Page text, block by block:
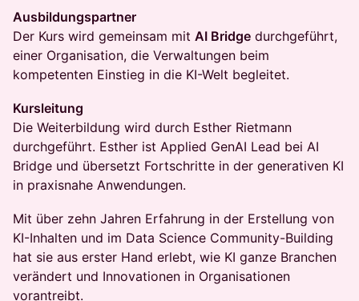
Ausbildungspartner
Der Kurs wird gemeinsam mit AI Bridge durchgeführt,
einer Organisation, die Verwaltungen beim
kompetenten Einstieg in die KI-Welt begleitet.
Kursleitung
​​Die Weiterbildung wird durch Esther Rietmann
durchgeführt. Esther ist Applied GenAI Lead bei AI
Bridge und übersetzt Fortschritte in der generativen KI
in praxisnahe Anwendungen.
Mit über zehn Jahren Erfahrung in der Erstellung von
KI-Inhalten und im Data Science Community-Building
hat sie aus erster Hand erlebt, wie KI ganze Branchen
verändert und Innovationen in Organisationen
vorantreibt.